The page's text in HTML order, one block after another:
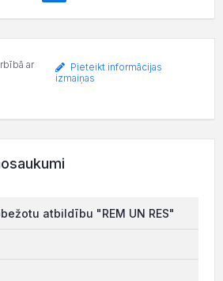
ar
Pieteikt informācijas
izmaiņas
atbildību "REM UN RES"